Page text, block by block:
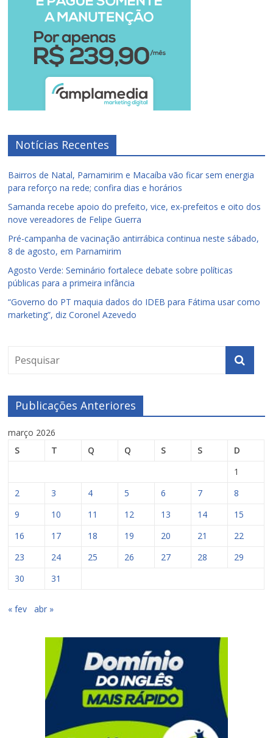
Notícias Recentes
Bairros de Natal, Parnamirim e Macaíba vão ficar sem energia
para reforço na rede; confira dias e horários
Samanda recebe apoio do prefeito, vice, ex-prefeitos e oito dos
nove vereadores de Felipe Guerra
Pré-campanha de vacinação antirrábica continua neste sábado,
8 de agosto, em Parnamirim
Agosto Verde: Seminário fortalece debate sobre políticas
públicas para a primeira infância
“Governo do PT maquia dados do IDEB para Fátima usar como
marketing”, diz Coronel Azevedo
Publicações Anteriores
março 2026
S
T Q Q S S
D
1
2
3 4 5 6 7
8
9
10 11 12 13 14
15
16
17 18 19 20 21
22
23
24 25 26 27 28
29
30
31
« fev abr »